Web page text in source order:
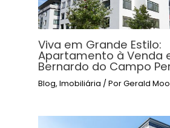
Viva em Grande Estilo:
Apartamento à Venda
Bernardo do Campo
Blog,Imobiliária / PorGerald